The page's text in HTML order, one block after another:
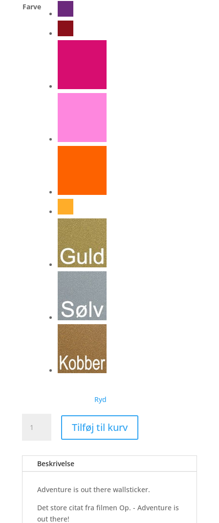
Farve
Ryd
Tilføj til kurv
Beskrivelse
Adventure is out there wallsticker.
Det store citat fra filmen Op. - Adventure is
out there!